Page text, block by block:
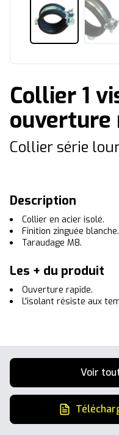
Collier 1
ouverture
Collier série
Description
Collier en acier isolé.
Finition zinguée blanche.
Taraudage M8.
Les + du produit
Ouverture rapide.
L'isolant résiste aux
Voir